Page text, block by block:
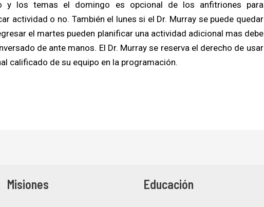
y los temas el domingo es opcional de los anfitriones para
actividad o no. También el lunes si el Dr. Murray se puede quedar
el martes pueden planificar una actividad adicional mas debe
de ante manos. El Dr. Murray se reserva el derecho de usar
calificado de su equipo en la programación.
Misiones Educación